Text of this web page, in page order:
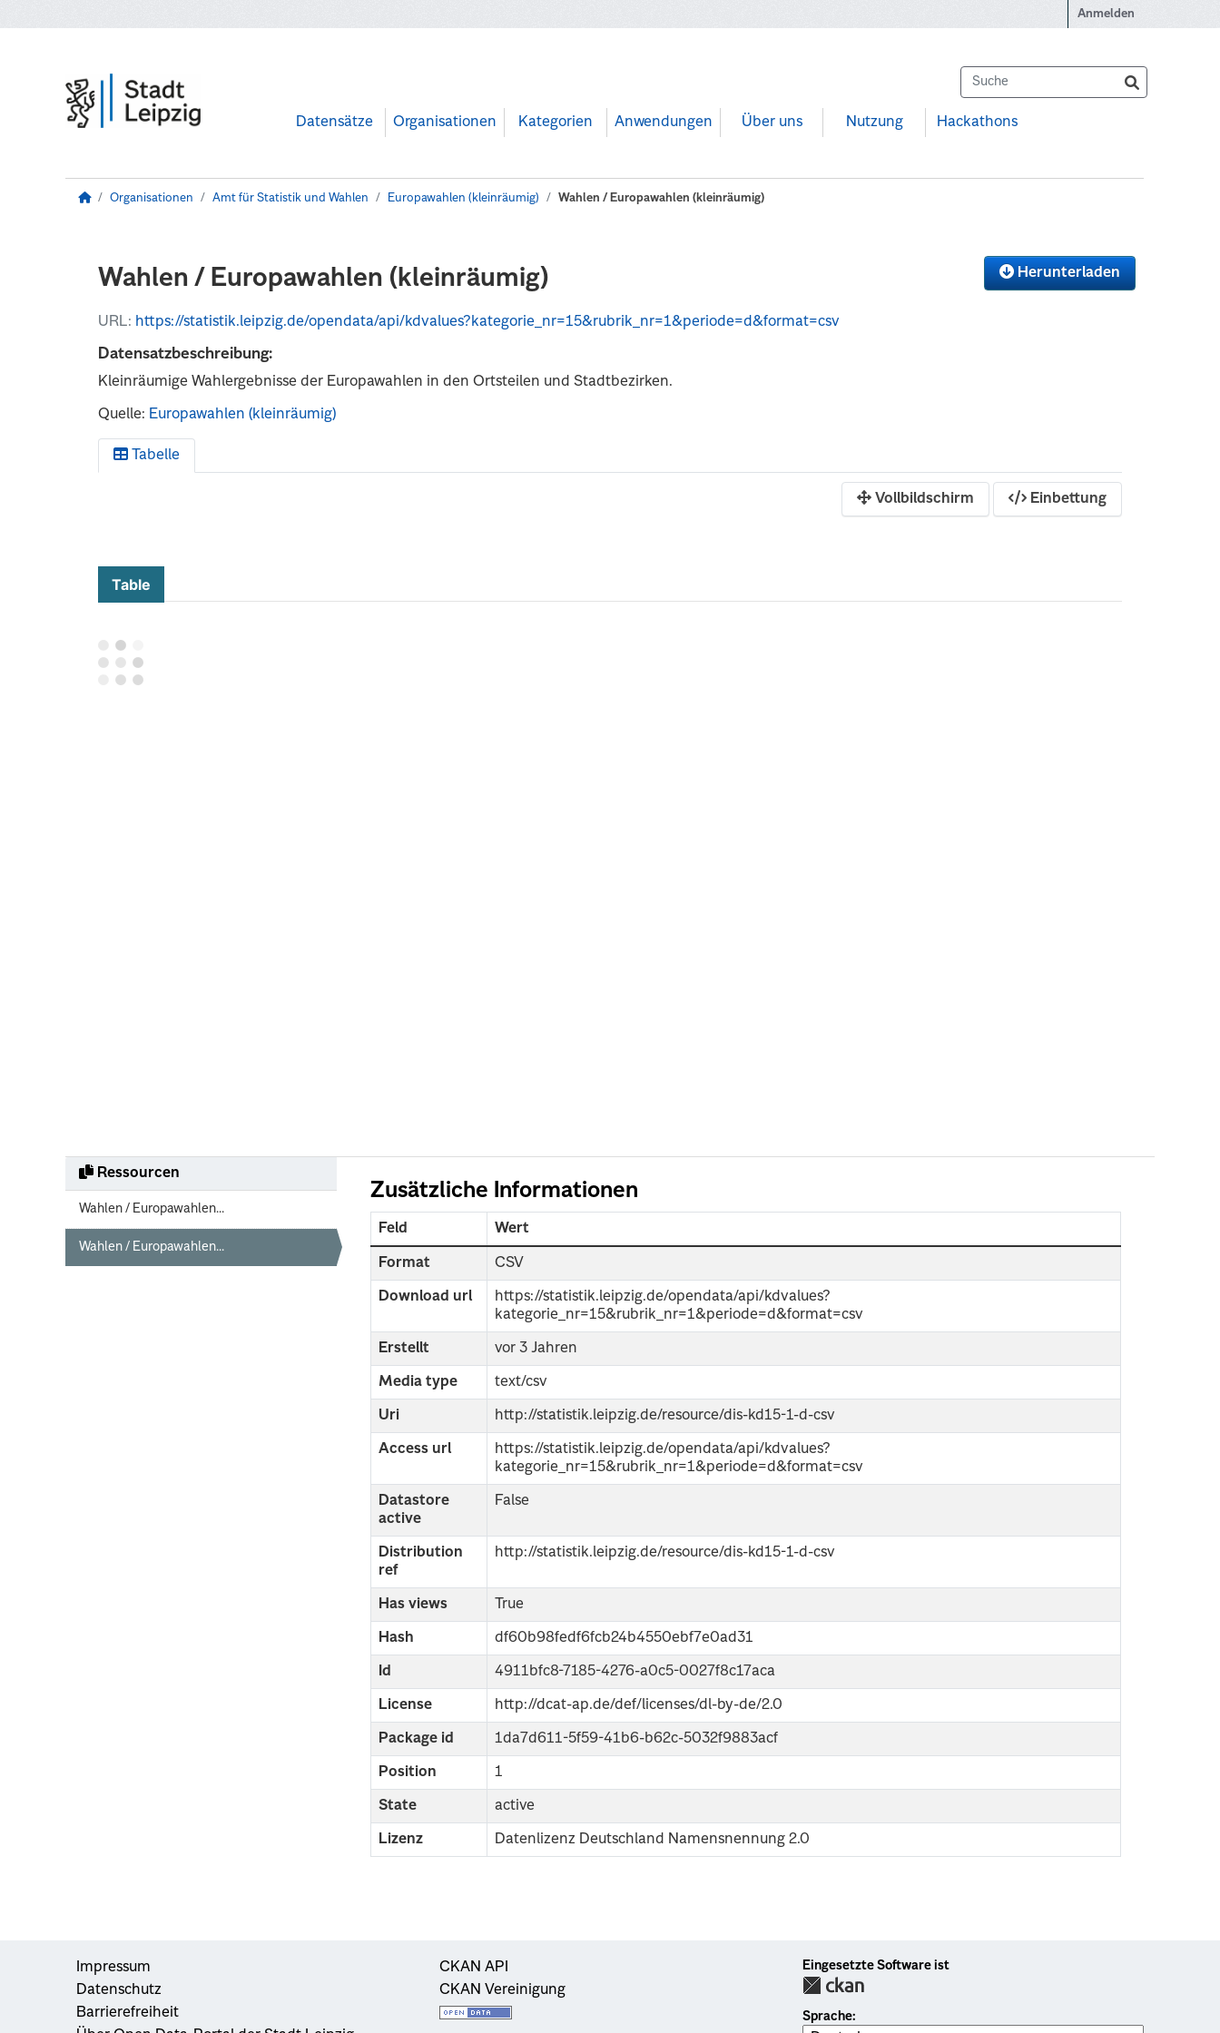
Anmelden
Datensätze Organisationen Kategorien Anwendungen Über uns Nutzung Hackathons
Organisationen Amt für Statistik und Wahlen Europawahlen (kleinräumig) Wahlen / Europawahlen (kleinräumig)
Herunterladen
Wahlen / Europawahlen (kleinräumig)
URL: https://statistik.leipzig.de/opendata/api/kdvalues?kategorie_nr=15&rubrik_nr=1&periode=d&format=csv
Datensatzbeschreibung:
Kleinräumige Wahlergebnisse der Europawahlen in den Ortsteilen und Stadtbezirken.
Quelle: Europawahlen (kleinräumig)
Tabelle
Vollbildschirm Einbettung
Ressourcen
Wahlen / Europawahlen...
Wahlen / Europawahlen...
Zusätzliche Informationen
Feld Wert
Format CSV
Download url
https://statistik.leipzig.de/opendata/api/kdvalues?
kategorie_nr=15&rubrik_nr=1&periode=d&format=csv
Erstellt vor 3 Jahren
Media type text/csv
Uri http://statistik.leipzig.de/resource/dis-kd15-1-d-csv
Access url
https://statistik.leipzig.de/opendata/api/kdvalues?
kategorie_nr=15&rubrik_nr=1&periode=d&format=csv
Datastore
active
False
Distribution
ref
http://statistik.leipzig.de/resource/dis-kd15-1-d-csv
Has views True
Hash df60b98fedf6fcb24b4550ebf7e0ad31
Id 4911bfc8-7185-4276-a0c5-0027f8c17aca
License http://dcat-ap.de/def/licenses/dl-by-de/2.0
Package id 1da7d611-5f59-41b6-b62c-5032f9883acf
Position 1
State active
Lizenz Datenlizenz Deutschland Namensnennung 2.0
Impressum
Datenschutz
Barrierefreiheit
CKAN API
CKAN Vereinigung
Eingesetzte Software ist
Sprache